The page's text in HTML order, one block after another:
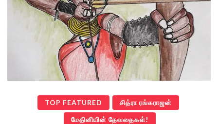
TOP FEATURED சித்ரா ரங்கராஜன்
மேதினியின் தேவதைகள்!